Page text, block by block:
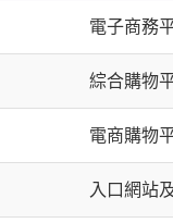
電子商務
綜合購物
電商購物
入口網站